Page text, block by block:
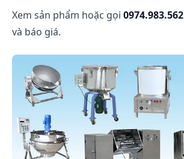
Xem sản phẩm hoặc gọi 0974.983.562
và báo giá.